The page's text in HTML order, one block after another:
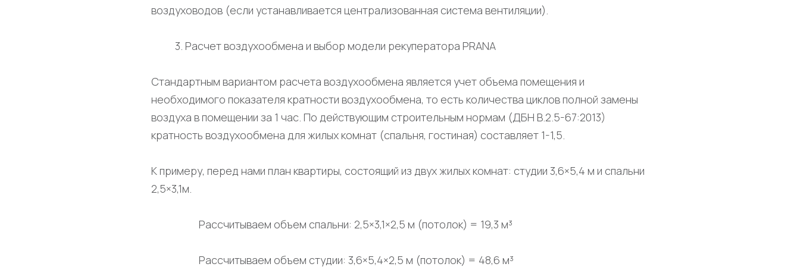
воздуховодов (если устанавливается централизованная система вентиляции).
3. Расчет воздухообмена и выбор модели рекуператора PRANA
Стандартным вариантом расчета воздухообмена является учет объема помещения и
необходимого показателя кратности воздухообмена, то есть количества циклов полной замены
воздуха в помещении за 1 час. По действующим строительным нормам (ДБН В.2.5-67:2013)
кратность воздухообмена для жилых комнат (спальня, гостиная) составляет 1-1,5.
К примеру, перед нами план квартиры, состоящий из двух жилых комнат: студии 3,6×5,4 м и спальни
2,5×3,1м.
Рассчитываем объем спальни: 2,5×3,1×2,5 м (потолок) = 19,3 м³
Рассчитываем объем студии: 3,6×5,4×2,5 м (потолок) = 48,6 м³